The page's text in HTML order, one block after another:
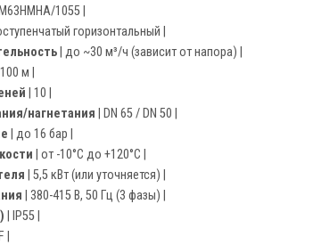
1055 |
горизонтальный |
| до ~30 м³/ч (зависит от напора) |
м |
| 10 |
нагнетания | DN 65 / DN 50 |
| до 16 бар |
| от -10°C до +120°C |
| 5,5 кВт (или уточняется) |
| 380-415 В, 50 Гц (3 фазы) |
| IP55 |
|